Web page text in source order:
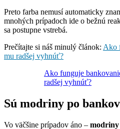
Preto farba nemusí automaticky
mnohých prípadoch ide o bežnú
sa postupne vstrebá.
Prečítajte si náš minulý článok: Ako
mu radšej vyhnúť?
Ako funguje
radšej vyhnúť?
Sú modriny po
Vo väčšine prípadov áno – modriny